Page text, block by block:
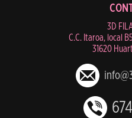
3D
C.C. Itaroa, local
31620